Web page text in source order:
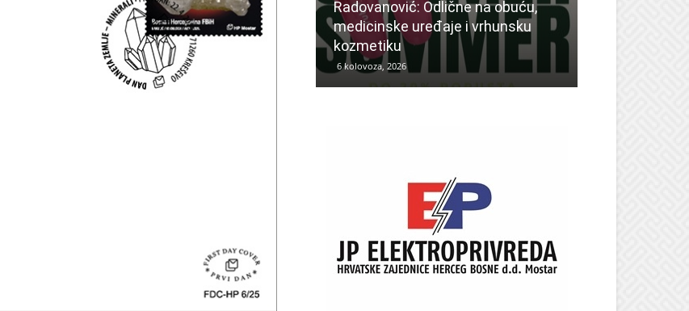
Radovanović: Odlične na obuću,
medicinske uređaje i vrhunsku
kozmetiku
6 kolovoza, 2026